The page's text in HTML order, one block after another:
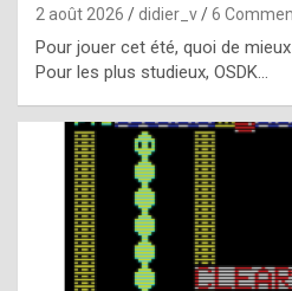
u
l
y
2 août 2026 didier_v 6
Pour jouer cet été, quoi de
Pour les plus studieux, OSDK…